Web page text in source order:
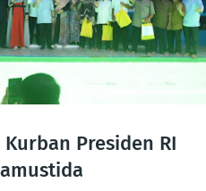
Presiden RI